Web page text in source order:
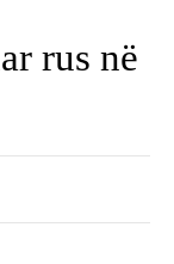
rus në